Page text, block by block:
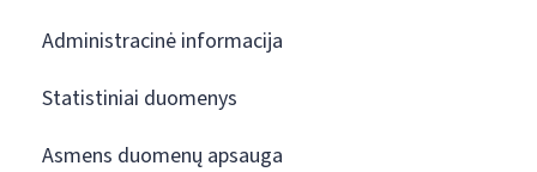
Administracinė informacija
Statistiniai duomenys
Asmens duomenų apsauga